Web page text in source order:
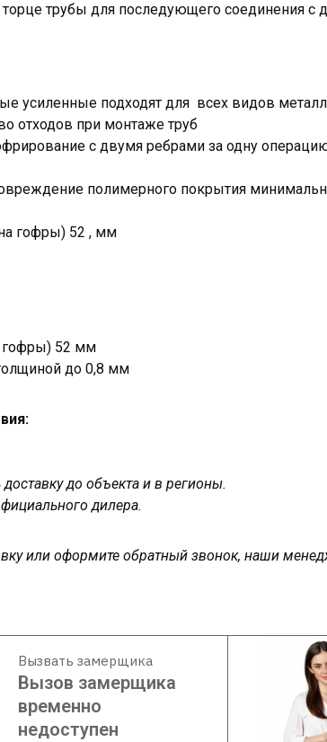
трубы для последующего соединения с
усиленные подходят для всех видов
отходов при монтаже труб
с двумя ребрами за одну
полимерного покрытия
гофры) 52 , мм
гофры) 52 мм
до 0,8 мм
до объекта и в регионы.
дилера.
или оформите обратный звонок, наши
Вызвать замерщика
Вызов замерщика
временно
недоступен